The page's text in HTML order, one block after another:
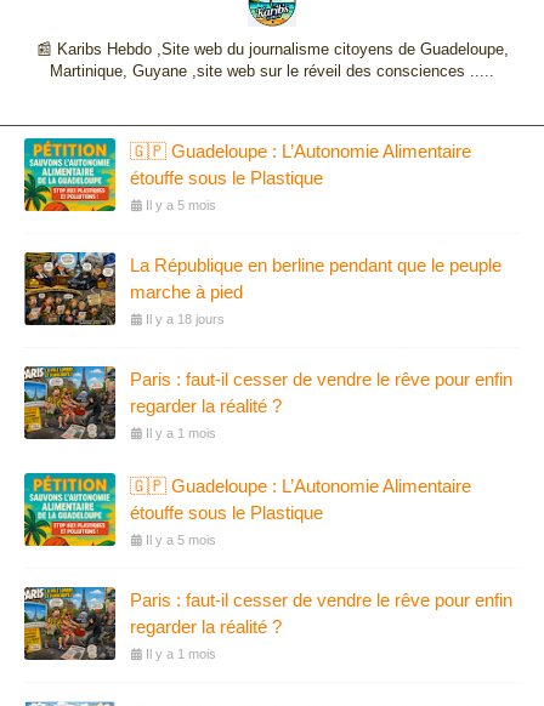
📰 Karibs Hebdo ,Site web du journalisme citoyens de Guadeloupe,
Martinique, Guyane ,site web sur le réveil des consciences .....
🇬🇵 Guadeloupe : L’Autonomie Alimentaire
étouffe sous le Plastique
Il y a 5 mois
La République en berline pendant que le peuple
marche à pied
Il y a 18 jours
Paris : faut-il cesser de vendre le rêve pour enfin
regarder la réalité ?
Il y a 1 mois
🇬🇵 Guadeloupe : L’Autonomie Alimentaire
étouffe sous le Plastique
Il y a 5 mois
Paris : faut-il cesser de vendre le rêve pour enfin
regarder la réalité ?
Il y a 1 mois